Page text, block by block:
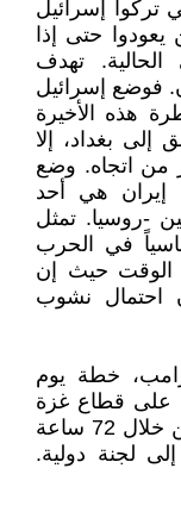
تركوا إسرائيل
حتى إذا
تهدف
فوضع إسرائيل
هذه الأخيرة
بغداد، إلا
من اتجاه. وضع
إيران هي أحد
-روسيا. تمثل
في الحرب
الوقت حيث إن
احتمال نشوب
خطة يوم
على قطاع غزة
تطالب حماس بإطلاق سراح المخطوفين خلال 72 ساعة
لجنة دولية.